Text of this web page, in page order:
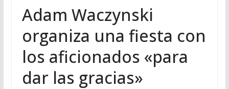
Adam Waczynski
organiza una fiesta con
los aficionados «para
dar las gracias»